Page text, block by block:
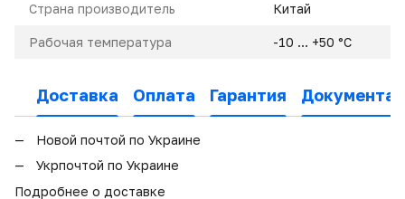
Страна производитель Китай
Рабочая температура -10 … +50 °C
Доставка Оплата Гарантия
Новой почтой по Украине
Укрпочтой по Украине
Подробнее о доставке